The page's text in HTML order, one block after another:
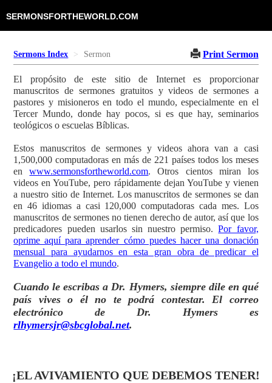
SERMONSFORTHEWORLD.COM
Sermons Index Sermon Print Sermon
El propósito de este sitio de Internet es proporcionar
manuscritos de sermones gratuitos y videos de sermones a
pastores y misioneros en todo el mundo, especialmente en el
Tercer Mundo, donde hay pocos, si es que hay, seminarios
teológicos o escuelas Bíblicas.
Estos manuscritos de sermones y videos ahora van a casi
1,500,000 computadoras en más de 221 países todos los meses
enwww.sermonsfortheworld.com. Otros cientos miran los
videos en YouTube, pero rápidamente dejan YouTube y vienen
a nuestro sitio de Internet. Los manuscritos de sermones se dan
en 46 idiomas a casi 120,000 computadoras cada mes. Los
manuscritos de sermones no tienen derecho de autor, así que los
predicadores pueden usarlos sin nuestro permiso.Por favor,
oprime aquí para aprender cómo puedes hacer una donación
mensual para ayudarnos en esta gran obra de predicar el
Evangelio a todo el mundo.
Cuando le escribas a Dr. Hymers, siempre dile en qué
país vives o él no te podrá contestar. El correo
electrónico de Dr. Hymers es
rlhymersjr@sbcglobal.net.
¡EL AVIVAMIENTO QUE DEBEMOS TENER!